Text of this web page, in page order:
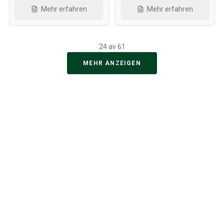
Mehr erfahren Mehr erfahren
24 av 61
MEHR ANZEIGEN